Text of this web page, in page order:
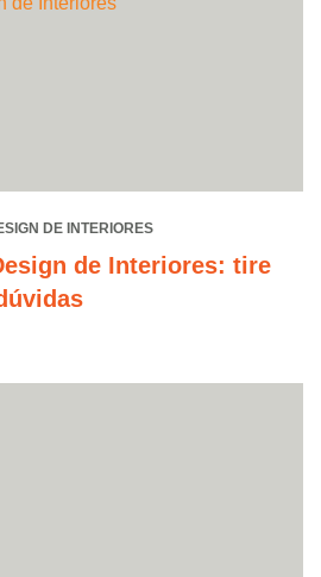
DE INTERIORES
de Interiores: tire